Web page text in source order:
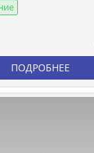
ПОДРОБНЕЕ